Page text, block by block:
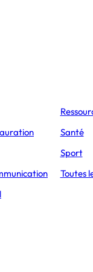
Masters
Santé
Sport
Toutes
ADMISSIONS